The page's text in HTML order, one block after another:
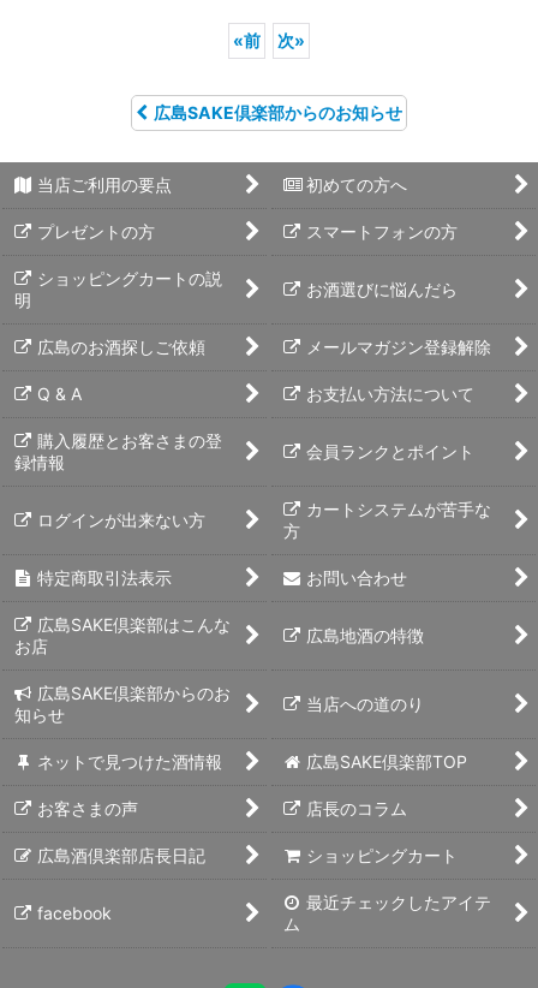
«前 次»
広島SAKE倶楽部からのお知らせ
当店ご利用の要点 初めての方へ
プレゼントの方 スマートフォンの方
ショッピングカートの説
明
お酒選びに悩んだら
広島のお酒探しご依頼 メールマガジン登録解除
Q & A お支払い方法について
購入履歴とお客さまの登
録情報
会員ランクとポイント
ログインが出来ない方
カートシステムが苦手な
方
特定商取引法表示 お問い合わせ
広島SAKE倶楽部はこんな
お店
広島地酒の特徴
広島SAKE倶楽部からのお
知らせ
当店への道のり
ネットで見つけた酒情報 広島SAKE倶楽部TOP
お客さまの声 店長のコラム
広島酒倶楽部店長日記 ショッピングカート
facebook
最近チェックしたアイテ
ム